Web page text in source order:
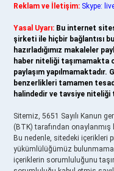
Reklam ve İletişim: Skype:
Yasal Uyarı: Bu internet
şirketi ile hiçbir bağlantısı
hazırladığımız makaleler
haber niteliği taşımamakta
paylaşım
benzerlikleri tamamen
halindedir ve tavsiye niteliği
Sitemiz, 5651 Sayılı Kanun
(BTK) tarafından onaylanmış
Bu nedenle, sitedeki içerikleri
yükümlülüğümüz
içeriklerin sorumluluğunu